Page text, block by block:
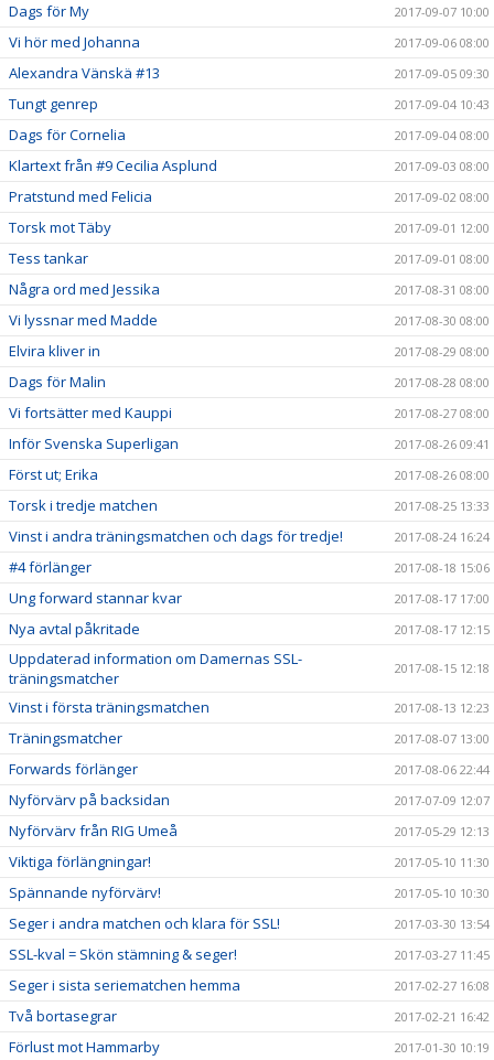
Dags för My 2017-09-07 10:00
Vi hör med Johanna 2017-09-06 08:00
Alexandra Vänskä #13 2017-09-05 09:30
Tungt genrep 2017-09-04 10:43
Dags för Cornelia 2017-09-04 08:00
Klartext från #9 Cecilia Asplund 2017-09-03 08:00
Pratstund med Felicia 2017-09-02 08:00
Torsk mot Täby 2017-09-01 12:00
Tess tankar 2017-09-01 08:00
Några ord med Jessika 2017-08-31 08:00
Vi lyssnar med Madde 2017-08-30 08:00
Elvira kliver in 2017-08-29 08:00
Dags för Malin 2017-08-28 08:00
Vi fortsätter med Kauppi 2017-08-27 08:00
Inför Svenska Superligan 2017-08-26 09:41
Först ut; Erika 2017-08-26 08:00
Torsk i tredje matchen 2017-08-25 13:33
Vinst i andra träningsmatchen och dags för tredje! 2017-08-24 16:24
#4 förlänger 2017-08-18 15:06
Ung forward stannar kvar 2017-08-17 17:00
Nya avtal påkritade 2017-08-17 12:15
Uppdaterad information om Damernas SSL-
träningsmatcher
2017-08-15 12:18
Vinst i första träningsmatchen 2017-08-13 12:23
Träningsmatcher 2017-08-07 13:00
Forwards förlänger 2017-08-06 22:44
Nyförvärv på backsidan 2017-07-09 12:07
Nyförvärv från RIG Umeå 2017-05-29 12:13
Viktiga förlängningar! 2017-05-10 11:30
Spännande nyförvärv! 2017-05-10 10:30
Seger i andra matchen och klara för SSL! 2017-03-30 13:54
SSL-kval = Skön stämning & seger! 2017-03-27 11:45
Seger i sista seriematchen hemma 2017-02-27 16:08
Två bortasegrar 2017-02-21 16:42
Förlust mot Hammarby 2017-01-30 10:19